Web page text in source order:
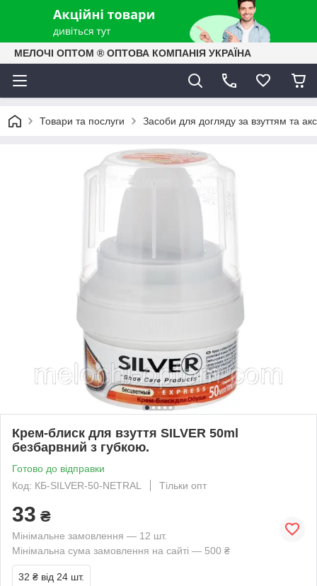
МЕЛОЧІ ОПТОМ ® ОПТОВА КОМПАНІЯ УКРАЇНА
Товари та послуги Засоби для догляду за взуттям та
Крем-блиск для взуття SILVER 50ml
безбарвний з губкою.
Готово до відправки
Код: КБ-SILVER-50-NETRAL
Тільки опт
33 ₴
Мінімальне замовлення — 12 шт.
Мінімальна сума замовлення на сайті — 500 ₴
32 ₴ від 24 шт.